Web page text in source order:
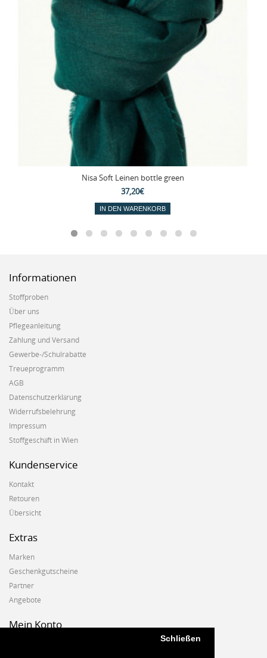
Schließen
Nisa Soft Leinen bottle green
37,20€
IN DEN WARENKORB
Informationen
Stoffproben
Über uns
Pflegeanleitung
Zahlung und Versand
Gewerbe-/Schulrabatte
Treueprogramm
AGB
Datenschutzerklärung
Widerrufsbelehrung
Impressum
Stoffgeschäft in Wien
Kundenservice
Kontakt
Retouren
Übersicht
Extras
Marken
Geschenkgutscheine
Partner
Angebote
Mein Konto